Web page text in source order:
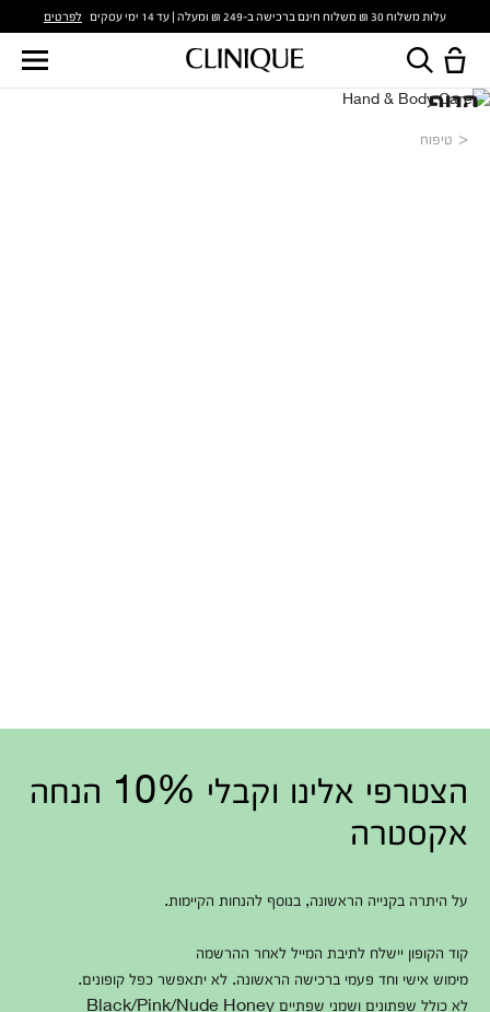
עלות משלוח 30 ₪ משלוח חינם ברכישה ב-249 ₪ ומעלה | עד 14 ימי עסקים לפרטים
טיפוח
הגוף
טיפוח
הצטרפי אלינו וקבלי 10% הנחה
אקסטרה
על היתרה בקנייה הראשונה, בנוסף להנחות הקיימות.
קוד הקופון יישלח לתיבת המייל לאחר ההרשמה
מימוש אישי וחד פעמי ברכישה הראשונה. לא יתאפשר כפל קופונים.
לא כולל שפתונים ושמני שפתיים Black/Pink/Nude Honey